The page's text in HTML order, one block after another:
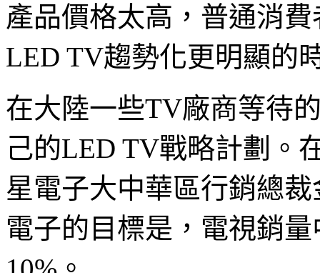
產品價格太高，普通消
LED TV趨勢化更明顯的
在大陸一些TV廠商等待
己的LED TV戰略計劃。
星電子大中華區行銷總
電子的目標是，電視銷